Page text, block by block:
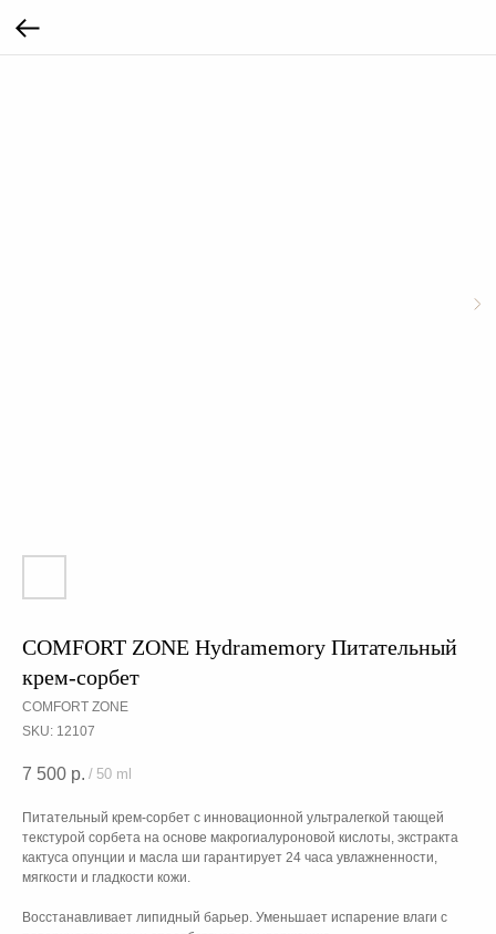
COMFORT ZONE Hydramemory Питательный
крем-сорбет
COMFORT ZONE
SKU: 12107
7 500 р. / 50 ml
Питательный крем-сорбет с инновационной ультралегкой тающей
текстурой сорбета на основе макрогиалуроновой кислоты, экстракта
кактуса опунции и масла ши гарантирует 24 часа увлажненности,
мягкости и гладкости кожи.
Восстанавливает липидный барьер. Уменьшает испарение влаги с